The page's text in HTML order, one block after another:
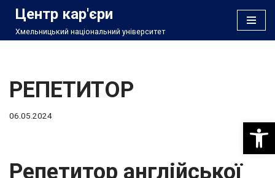
Перейти
Центр кар'єри
Хмельницький національний університет
РЕПЕТИТОР
06.05.2024
Репетитор англійської